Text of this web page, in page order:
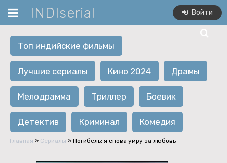
INDIserial Войти
Топ индийские фильмы
Лучшие сериалы Кино 2024 Драмы
Мелодрамма Триллер Боевик
Детектив Криминал Комедия
Главная » Сериалы » Погибель: я снова умру за любовь